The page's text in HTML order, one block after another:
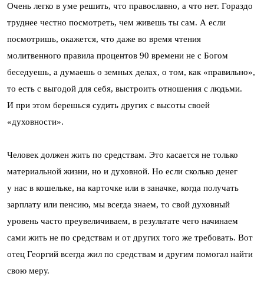
Очень легко в уме решить, что православно, а что нет. Гораздо
труднее честно посмотреть, чем живешь ты сам. А если
посмотришь, окажется, что даже во время чтения
молитвенного правила процентов 90 времени не с Богом
беседуешь, а думаешь о земных делах, о том, как «правильно»,
то есть с выгодой для себя, выстроить отношения с людьми.
И при этом берешься судить других с высоты своей
«духовности».
Человек должен жить по средствам. Это касается не только
материальной жизни, но и духовной. Но если сколько денег
у нас в кошельке, на карточке или в заначке, когда получать
зарплату или пенсию, мы всегда знаем, то свой духовный
уровень часто преувеличиваем, в результате чего начинаем
сами жить не по средствам и от других того же требовать. Вот
отец Георгий всегда жил по средствам и другим помогал найти
свою меру.